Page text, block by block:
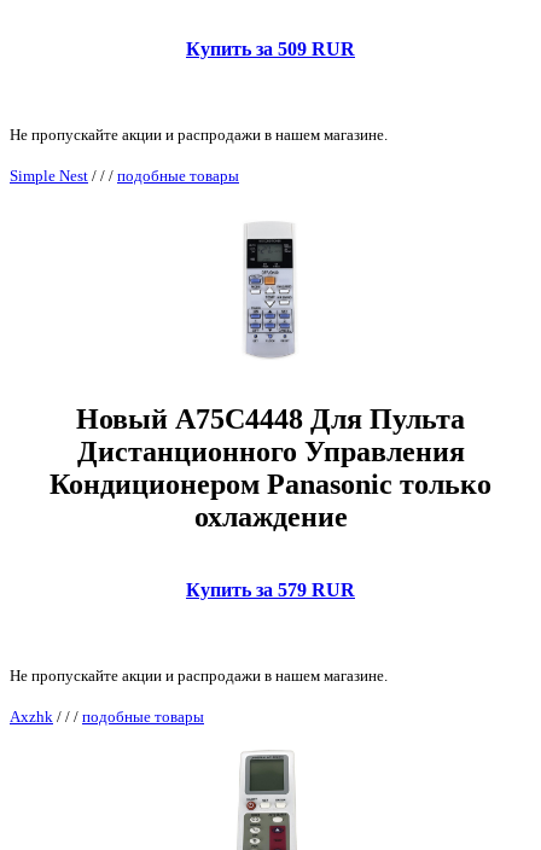
Купить за 509 RUR
Не пропускайте акции и распродажи в нашем магазине.
Simple Nest / / / подобные товары
Новый A75C4448 Для Пульта
Дистанционного Управления
Кондиционером Panasonic только
охлаждение
Купить за 579 RUR
Не пропускайте акции и распродажи в нашем магазине.
Axzhk / / / подобные товары